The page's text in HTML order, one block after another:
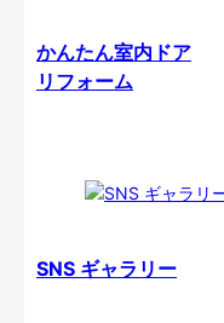
かんたん室内ドア
リフォーム
SNS ギャラリー